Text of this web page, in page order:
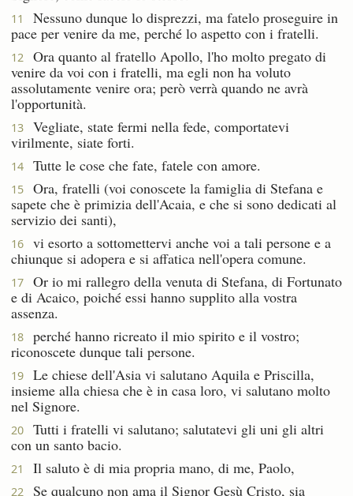
11
Nessuno dunque lo disprezzi, ma fatelo proseguire in
pace per venire da me, perché lo aspetto con i fratelli.
12
Ora quanto al fratello Apollo, l'ho molto pregato di
venire da voi con i fratelli, ma egli non ha voluto
assolutamente venire ora; però verrà quando ne avrà
l'opportunità.
13
Vegliate, state fermi nella fede, comportatevi
virilmente, siate forti.
14 Tutte le cose che fate, fatele con amore.
15
Ora, fratelli (voi conoscete la famiglia di Stefana e
sapete che è primizia dell'Acaia, e che si sono dedicati al
servizio dei santi),
16
vi esorto a sottomettervi anche voi a tali persone e a
chiunque si adopera e si affatica nell'opera comune.
17
Or io mi rallegro della venuta di Stefana, di Fortunato
e di Acaico, poiché essi hanno supplito alla vostra
assenza.
18
perché hanno ricreato il mio spirito e il vostro;
riconoscete dunque tali persone.
19
Le chiese dell'Asia vi salutano Aquila e Priscilla,
insieme alla chiesa che è in casa loro, vi salutano molto
nel Signore.
20
Tutti i fratelli vi salutano; salutatevi gli uni gli altri
con un santo bacio.
21 Il saluto è di mia propria mano, di me, Paolo,
22
Se qualcuno non ama il Signor Gesù Cristo, sia